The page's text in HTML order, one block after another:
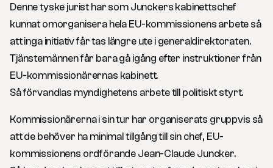
Denne tyske jurist har som Junckers kabinettschef
kunnat omorganisera hela EU-kommissionens arbete så
att inga initiativ får tas längre ute i generaldirektoraten.
Tjänstemännen får bara gå igång efter instruktioner från
EU-kommissionärernas kabinett.
Så förvandlas myndighetens arbete till politiskt styrt.
Kommissionärerna i sin tur har organiserats gruppvis så
att de behöver ha minimal tillgång till sin chef, EU-
kommissionens ordförande Jean-Claude Juncker.